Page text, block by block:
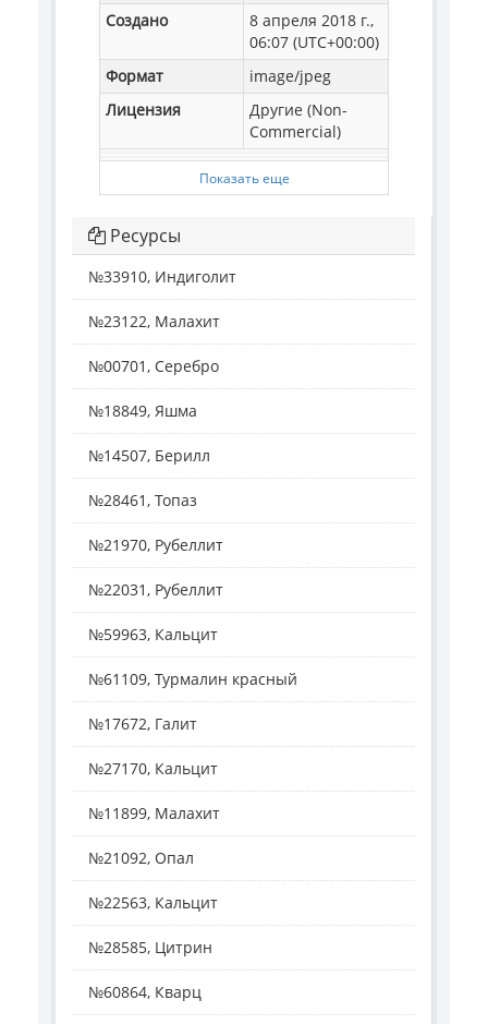
Создано
8 апреля 2018 г.,
06:07 (UTC+00:00)
Формат
image/jpeg
Лицензия
Другие (Non-
Commercial)
Показать еще
Ресурсы
№33910, Индиголит
№23122, Малахит
№00701, Серебро
№18849, Яшма
№14507, Берилл
№28461, Топаз
№21970, Рубеллит
№22031, Рубеллит
№59963, Кальцит
№61109, Турмалин красный
№17672, Галит
№27170, Кальцит
№11899, Малахит
№21092, Опал
№22563, Кальцит
№28585, Цитрин
№60864, Кварц